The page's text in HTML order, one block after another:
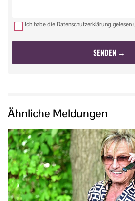
Ich habe die Datenschutzerklärung
Ähnliche Meldungen